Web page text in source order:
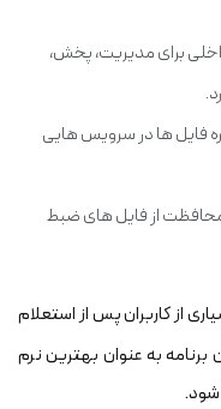
برای مدیریت، پخش،
فایل ها در سرویس هایی
محافظت از فایل های ضبط
از کاربران پس از استعلام
برنامه به عنوان بهترین نرم
شود.